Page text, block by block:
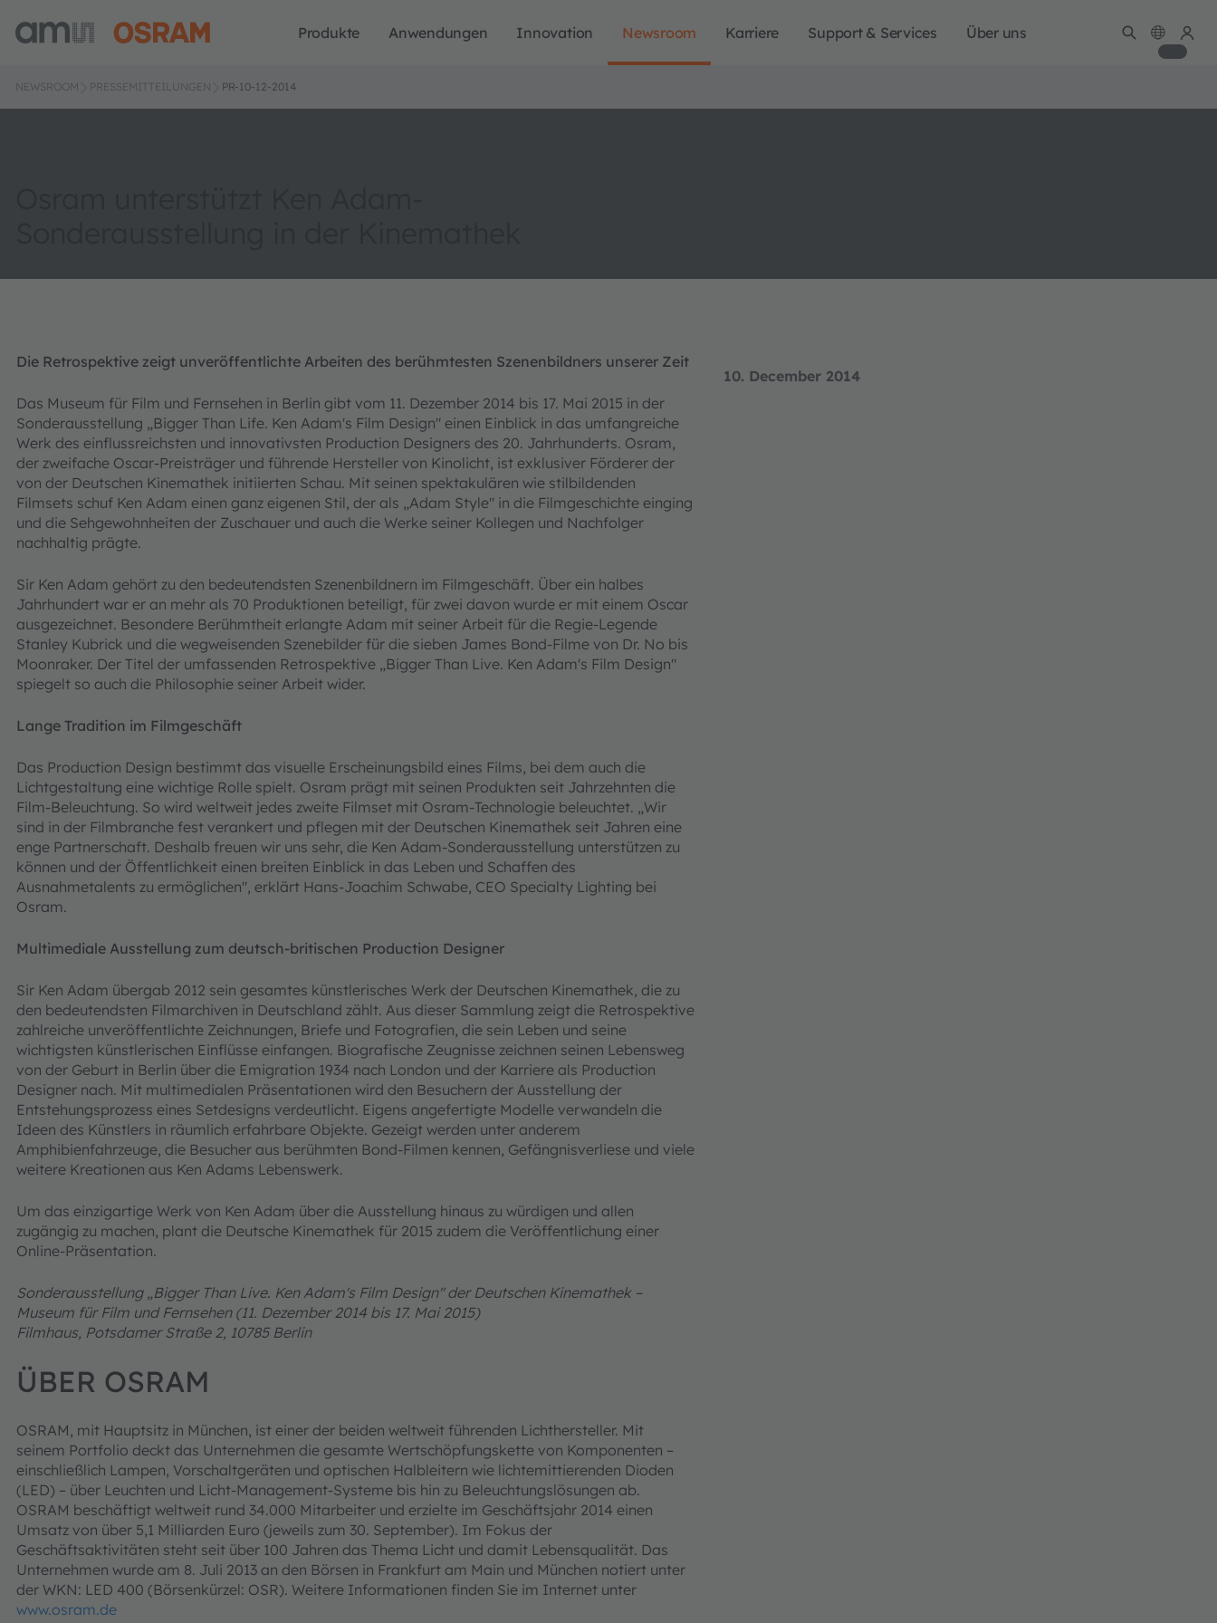
Produkte Anwendungen Innovation Newsroom Karriere Support & Services Über uns
NEWSROOM PRESSEMITTEILUNGEN PR-10-12-2014
10. December 2014
Die Retrospektive zeigt unveröffentlichte Arbeiten des berühmtesten Szenenbildners unserer Zeit
Das Museum für Film und Fernsehen in Berlin gibt vom 11. Dezember 2014 bis 17. Mai 2015 in der
Sonderausstellung „Bigger Than Life. Ken Adam's Film Design" einen Einblick in das umfangreiche
Werk des einflussreichsten und innovativsten Production Designers des 20. Jahrhunderts. Osram,
der zweifache Oscar-Preisträger und führende Hersteller von Kinolicht, ist exklusiver Förderer der
von der Deutschen Kinemathek initiierten Schau. Mit seinen spektakulären wie stilbildenden
Filmsets schuf Ken Adam einen ganz eigenen Stil, der als „Adam Style" in die Filmgeschichte einging
und die Sehgewohnheiten der Zuschauer und auch die Werke seiner Kollegen und Nachfolger
nachhaltig prägte.
Sir Ken Adam gehört zu den bedeutendsten Szenenbildnern im Filmgeschäft. Über ein halbes
Jahrhundert war er an mehr als 70 Produktionen beteiligt, für zwei davon wurde er mit einem Oscar
ausgezeichnet. Besondere Berühmtheit erlangte Adam mit seiner Arbeit für die Regie-Legende
Stanley Kubrick und die wegweisenden Szenebilder für die sieben James Bond-Filme von Dr. No bis
Moonraker. Der Titel der umfassenden Retrospektive „Bigger Than Live. Ken Adam's Film Design"
spiegelt so auch die Philosophie seiner Arbeit wider.
Lange Tradition im Filmgeschäft
Das Production Design bestimmt das visuelle Erscheinungsbild eines Films, bei dem auch die
Lichtgestaltung eine wichtige Rolle spielt. Osram prägt mit seinen Produkten seit Jahrzehnten die
Film-Beleuchtung. So wird weltweit jedes zweite Filmset mit Osram-Technologie beleuchtet. „Wir
sind in der Filmbranche fest verankert und pflegen mit der Deutschen Kinemathek seit Jahren eine
enge Partnerschaft. Deshalb freuen wir uns sehr, die Ken Adam-Sonderausstellung unterstützen zu
können und der Öffentlichkeit einen breiten Einblick in das Leben und Schaffen des
Ausnahmetalents zu ermöglichen", erklärt Hans-Joachim Schwabe, CEO Specialty Lighting bei
Osram.
Multimediale Ausstellung zum deutsch-britischen Production Designer
Sir Ken Adam übergab 2012 sein gesamtes künstlerisches Werk der Deutschen Kinemathek, die zu
den bedeutendsten Filmarchiven in Deutschland zählt. Aus dieser Sammlung zeigt die Retrospektive
zahlreiche unveröffentlichte Zeichnungen, Briefe und Fotografien, die sein Leben und seine
wichtigsten künstlerischen Einflüsse einfangen. Biografische Zeugnisse zeichnen seinen Lebensweg
von der Geburt in Berlin über die Emigration 1934 nach London und der Karriere als Production
Designer nach. Mit multimedialen Präsentationen wird den Besuchern der Ausstellung der
Entstehungsprozess eines Setdesigns verdeutlicht. Eigens angefertigte Modelle verwandeln die
Ideen des Künstlers in räumlich erfahrbare Objekte. Gezeigt werden unter anderem
Amphibienfahrzeuge, die Besucher aus berühmten Bond-Filmen kennen, Gefängnisverliese und viele
weitere Kreationen aus Ken Adams Lebenswerk.
Um das einzigartige Werk von Ken Adam über die Ausstellung hinaus zu würdigen und allen
zugängig zu machen, plant die Deutsche Kinemathek für 2015 zudem die Veröffentlichung einer
Online-Präsentation.
Sonderausstellung „Bigger Than Live. Ken Adam's Film Design" der Deutschen Kinemathek –
Museum für Film und Fernsehen (11. Dezember 2014 bis 17. Mai 2015)
Filmhaus, Potsdamer Straße 2, 10785 Berlin
ÜBER OSRAM
OSRAM, mit Hauptsitz in München, ist einer der beiden weltweit führenden Lichthersteller. Mit
seinem Portfolio deckt das Unternehmen die gesamte Wertschöpfungskette von Komponenten –
einschließlich Lampen, Vorschaltgeräten und optischen Halbleitern wie lichtemittierenden Dioden
(LED) – über Leuchten und Licht-Management-Systeme bis hin zu Beleuchtungslösungen ab.
OSRAM beschäftigt weltweit rund 34.000 Mitarbeiter und erzielte im Geschäftsjahr 2014 einen
Umsatz von über 5,1 Milliarden Euro (jeweils zum 30. September). Im Fokus der
Geschäftsaktivitäten steht seit über 100 Jahren das Thema Licht und damit Lebensqualität. Das
Unternehmen wurde am 8. Juli 2013 an den Börsen in Frankfurt am Main und München notiert unter
der WKN: LED 400 (Börsenkürzel: OSR). Weitere Informationen finden Sie im Internet unter
www.osram.de